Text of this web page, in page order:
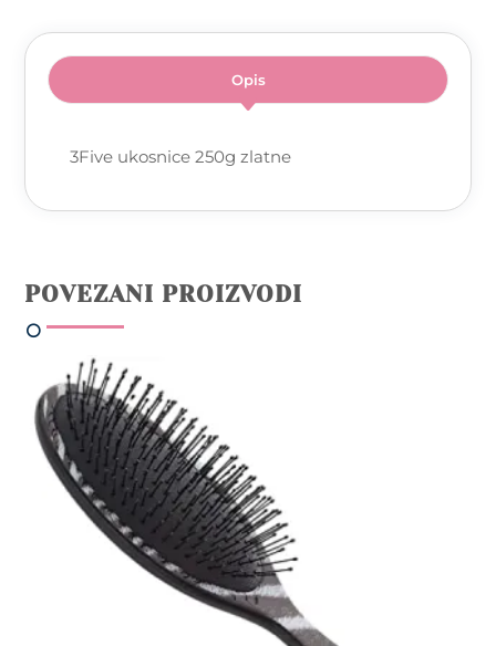
Opis
3Five ukosnice 250g zlatne
POVEZANI PROIZVODI